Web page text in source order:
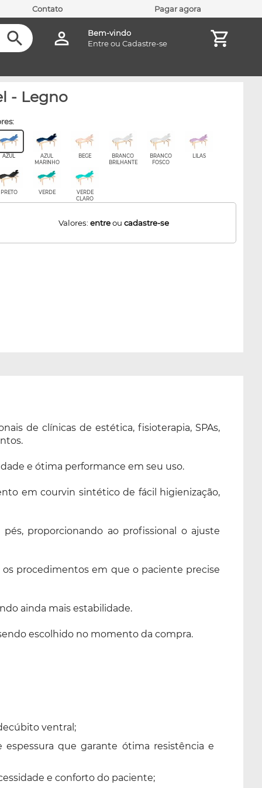
Contato Pagar agora
Bem-vindo
Entreou Cadastre-se
- Legno
AZUL
AZUL
MARINHO
BEGE
BRANCO
BRILHANTE
BRANCO
FOSCO
LILAS
PRETO VERDE
VERDE
CLARO
Valores:entreoucadastre-se
de clínicas de estética, fisioterapia, SPAs,
e ótima performance em seu uso.
em courvin sintético de fácil higienização,
proporcionando ao profissional o ajuste
procedimentos em que o paciente precise
ainda mais estabilidade.
escolhido no momento da compra.
ventral;
que garante ótima resistência e
e conforto do paciente;